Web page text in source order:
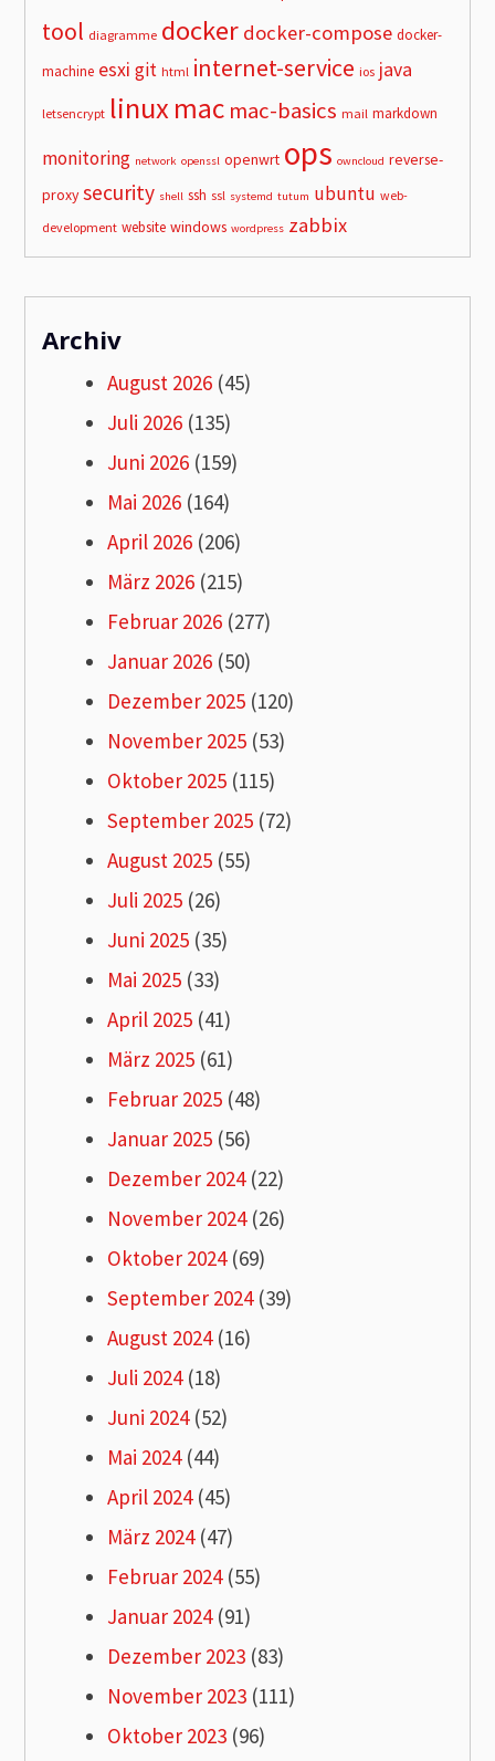
tool diagramme docker docker-compose docker-
machine esxi git html internet-service ios java
letsencrypt linuxmac mac-basics mail markdown
monitoring network openssl openwrt ops owncloud reverse-
proxy security shell ssh ssl systemd tutum ubuntu web-
development website windows wordpress zabbix
Archiv
August 2026 (45)
Juli 2026 (135)
Juni 2026 (159)
Mai 2026 (164)
April 2026 (206)
März 2026 (215)
Februar 2026 (277)
Januar 2026 (50)
Dezember 2025 (120)
November 2025 (53)
Oktober 2025 (115)
September 2025 (72)
August 2025 (55)
Juli 2025 (26)
Juni 2025 (35)
Mai 2025 (33)
April 2025 (41)
März 2025 (61)
Februar 2025 (48)
Januar 2025 (56)
Dezember 2024(22)
November 2024(26)
Oktober 2024(69)
September 2024(39)
August 2024(16)
Juli 2024(18)
Juni 2024(52)
Mai 2024(44)
April 2024(45)
März 2024(47)
Februar 2024(55)
Januar 2024(91)
Dezember 2023 (83)
November 2023 (111)
Oktober 2023 (96)